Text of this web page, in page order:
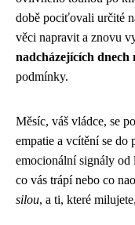
době pociťovali určité
věci napravit a znovu
nadcházejících
podmínky.
Měsíc, váš vládce, se
empatie a vcítění se
emocionální signály od
co vás trápí nebo co
silou, a ti, které